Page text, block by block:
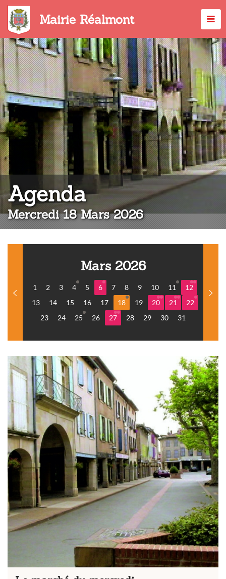
Aller
contenu
principal
Mairie Réalmont
Agenda:
Mercredi 18 Mars 2026
Mars 2026
1 2 3 4 5 6 7 8 9 10 11
12
13
14 15 16 17 18 19 20 21
22
23
24 25 26 27 28 29 30 31